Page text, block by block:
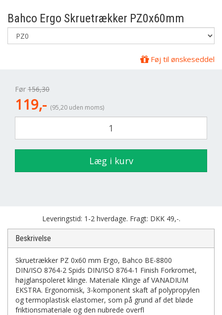
Bahco Ergo Skruetrækker PZ0x60mm
Føj til ønskeseddel
Før 156,30
119,- (95,20 uden moms)
Læg i kurv
Leveringstid: 1-2 hverdage. Fragt: DKK 49,-.
Beskrivelse
Skruetrækker PZ 0x60 mm Ergo, Bahco BE-8800
DIN/ISO 8764-2 Spids DIN/ISO 8764-1 Finish Forkromet,
højglanspoleret klinge. Materiale Klinge af VANADIUM
EKSTRA. Ergonomisk, 3-komponent skaft af polypropylen
og termoplastisk elastomer, som på grund af det bløde
friktionsmateriale og den nubrede overfl